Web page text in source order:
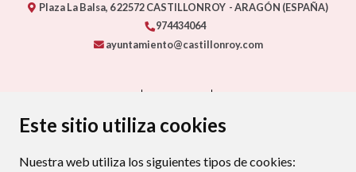
Este sitio utiliza cookies
Nuestra web utiliza los siguientes tipos de cookies:
Plaza La Balsa, 622572CASTILLONROY - ARAGÓN (ESPAÑA)
974434064
ayuntamiento@castillonroy.com
PROTECCIÓN DE DATOS
POLÍTICA DE COOKIES